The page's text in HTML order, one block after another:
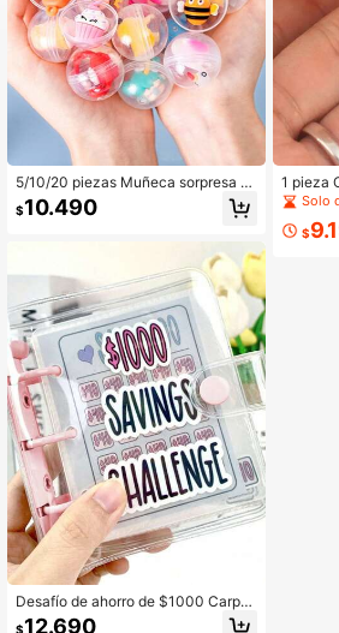
5/10/20 piezas Muñeca sorpresa e
n cápsula con forma redonda, máqu
ina de caramelos, figura Gashapon,
uios, caja de regalo, regalo para nu
$10.490
Desafío de ahorro de $1000 Carpet
a reutilizable de presupuesto, tama
$12.690
1 pieza
saníaSolo
$